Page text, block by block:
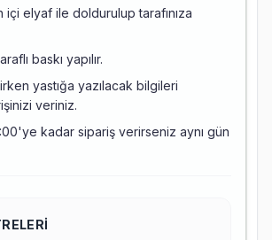
içi elyaf ile doldurulup tarafınıza
baskı yapılır.
yastığa yazılacak bilgileri
veriniz.
kadar sipariş verirseniz aynı gün